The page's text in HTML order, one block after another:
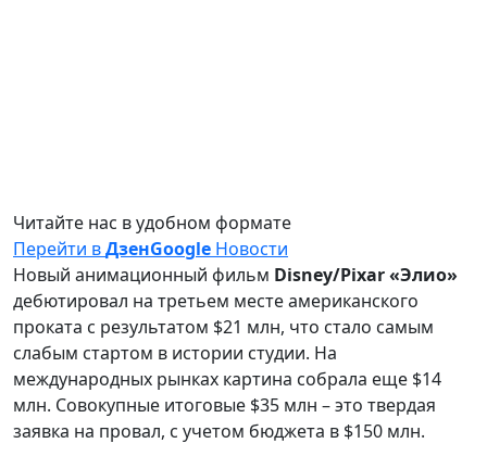
Читайте нас в удобном формате
Перейти вДзенGoogle Новости
Новый анимационный фильм Disney/Pixar «Элио»
дебютировал на третьем месте американского
проката с результатом $21 млн, что стало самым
слабым стартом в истории студии. На
международных рынках картина собрала еще $14
млн. Совокупные итоговые $35 млн – это твердая
заявка на провал, с учетом бюджета в $150 млн.